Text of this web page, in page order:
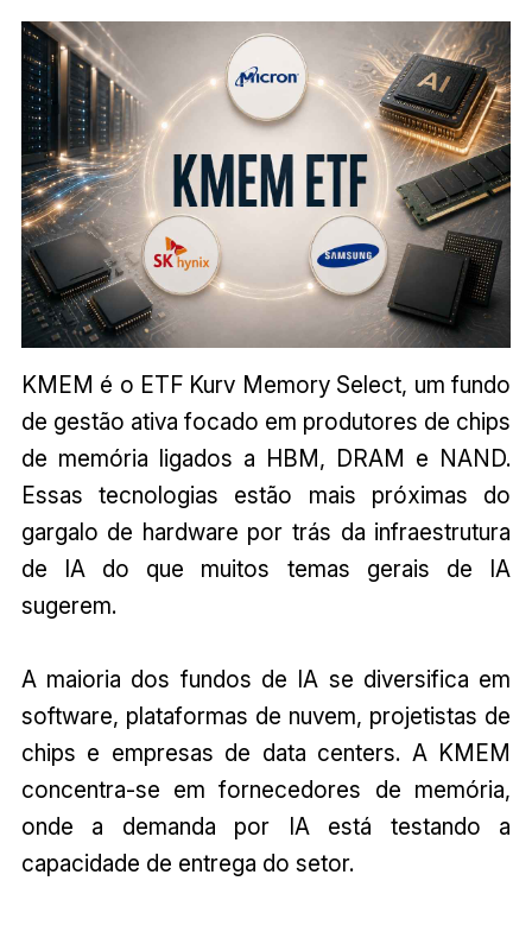
KMEM é o ETF Kurv Memory Select, um fundo
de gestão ativa focado em produtores de chips
de memória ligados a HBM, DRAM e NAND.
Essas tecnologias estão mais próximas do
gargalo de hardware por trás da infraestrutura
de IA do que muitos temas gerais de IA
sugerem.
A maioria dos fundos de IA se diversifica em
software, plataformas de nuvem, projetistas de
chips e empresas de data centers. A KMEM
concentra-se em fornecedores de memória,
onde a demanda por IA está testando a
capacidade de entrega do setor.